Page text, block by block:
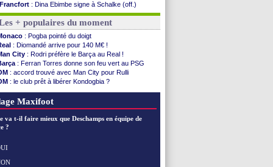
Francfort : Dina Ebimbe signe à Schalke (off.)
Strasbourg: Saïdou Sow prêté à Nantes (off.)
Monaco: Filipe Luis aimerait garder Balogun
Dortmund: Newcastle est prévenu pour Nmecha
Barça: première offre à 45 M€ pour Rodri ?
Argentine: le soutien très appuyé à Infantino
Tottenham: Van de Ven va prolonger
Barça : l'agent de Rodri confirme !
: la CAF soutient Infantino
2030: Rubiales charge Infantino et ...
d'Ivoire: Renard affiche ses ambitions
City: Trafford à Leeds pour 47 M€ (off...
Utd
+ populaires du moment
: Pogba pointé du doigt
: Diomandé arrive pour 140 M€ !
City : Rodri préfère le Barça au Real !
: Ferran Torres donne son feu vert au PSG
: accord trouvé avec Man City pour Rulli
: le club prêt à libérer Kondogbia ?
: Luis Enrique satisfait malgré tout
Maxifoot
va t-il faire mieux que Deschamps en équipe de
?